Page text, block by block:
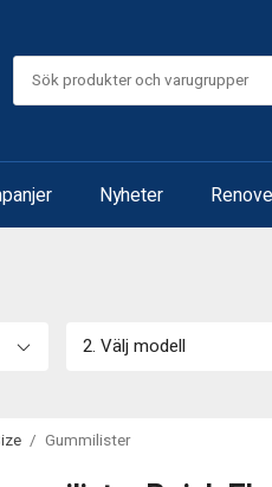
Nyheter
2. Välj modell
/ Gummilister